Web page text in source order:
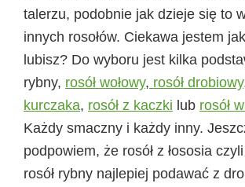
talerzu, podobnie jak dzieje się to
innych rosołów. Ciekawa jestem
lubisz? Do wyboru jest kilka
rybny, rosół wołowy, rosół drobiowy
kurczaka, rosół z kaczki lub rosół
Każdy smaczny i każdy inny.
podpowiem, że rosół z łososia
rosół rybny najlepiej podawać z